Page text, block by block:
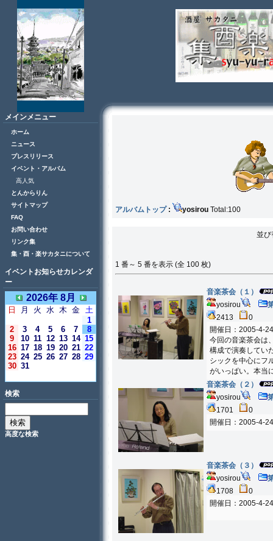
メインメニュー
ホーム
ニュース
プレスリリース
イベント・アルバム
高人気
とんからりん
サイトマップ
FAQ
お問い合わせ
リンク集
集・酉・楽サカタニについて
イベントお知らせカレンダ
ー
2026年 8月
日 月 火 水 木 金 土
1
2
3 4 5 6 7
8
9
10 11 12 13 14 15
16 17 18 19 20 21 22
23 24 25 26 27 28 29
30 31
検索
高度な検索
アルバムトップ: yosirou Total:100
並
1 番～ 5 番を表示 (全 100 枚)
音楽茶会（１）
yosirou
2413
0
開催日：2005-4-24
今回の音楽茶会は
構成で演奏してい
シックを中心にフ
がいっぱい。本当
音楽茶会（２）
yosirou
1701
0
開催日：2005-4-24
音楽茶会（３）
yosirou
1708
0
開催日：2005-4-24